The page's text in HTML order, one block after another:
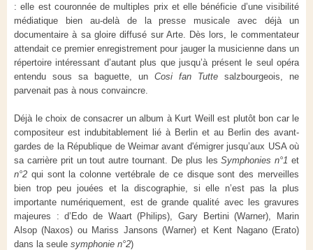
: elle est couronnée de multiples prix et elle bénéficie d’une visibilité
médiatique bien au-delà de la presse musicale avec déjà un
documentaire à sa gloire diffusé sur Arte. Dès lors, le commentateur
attendait ce premier enregistrement pour jauger la musicienne dans un
répertoire intéressant d’autant plus que jusqu’à présent le seul opéra
entendu sous sa baguette, un Cosi fan Tutte salzbourgeois, ne
parvenait pas à nous convaincre.
Déjà le choix de consacrer un album à Kurt Weill est plutôt bon car le
compositeur est indubitablement lié à Berlin et au Berlin des avant-
gardes de la République de Weimar avant d'émigrer jusqu’aux USA où
sa carrière prit un tout autre tournant. De plus lesSymphonies n°1 et
n°2 qui sont la colonne vertébrale de ce disque sont des merveilles
bien trop peu jouées et la discographie, si elle n’est pas la plus
importante numériquement, est de grande qualité avec les gravures
majeures : d’Edo de Waart (Philips), Gary Bertini (Warner), Marin
Alsop (Naxos) ou Mariss Jansons (Warner) et Kent Nagano (Erato)
dans la seule symphonie n°2)